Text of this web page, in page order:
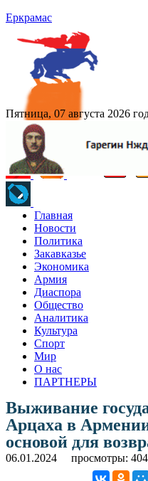
Еркрамас
Пятница, 07 августа 2026
Главная
Новости
Политика
Закавказье
Экономика
Армия
Диаспора
Общество
Аналитика
Культура
Спорт
Мир
О нас
ПАРТНЕРЫ
Выживание
Арцаха в
основой для
06.01.2024 просмотры: